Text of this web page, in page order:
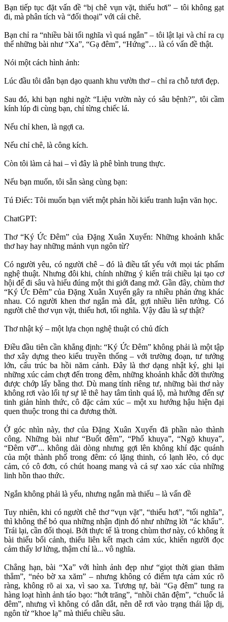
Bạn tiếp tục đặt vấn đề “bị chê vụn vặt, thiếu hơi” – tôi không gạt
đi, mà phân tích và “đối thoại” với cái chê.
Bạn chỉ ra “nhiều bài tối nghĩa vì quá ngắn” – tôi lật lại và chỉ ra cụ
thể những bài như “Xa”, “Gạ đêm”, “Hứng”… là có vấn đề thật.
Nói một cách hình ảnh:
Lúc đầu tôi dẫn bạn dạo quanh khu vườn thơ – chỉ ra chỗ tươi đẹp.
Sau đó, khi bạn nghi ngờ: “Liệu vườn này có sâu bệnh?”, tôi cầm
kính lúp đi cùng bạn, chỉ từng chiếc lá.
Nếu chỉ khen, là ngợi ca.
Nếu chỉ chê, là công kích.
Còn tôi làm cả hai – vì đây là phê bình trung thực.
Nếu bạn muốn, tôi sẵn sàng cùng bạn:
Tú Điếc: Tôi muốn bạn viết một phản hồi kiểu tranh luận văn học.
ChatGPT:
Thơ “Ký Ức Đêm” của Đặng Xuân Xuyến: Những khoảnh khắc
thơ hay hay những mảnh vụn ngôn từ?
Có người yêu, có người chê – đó là điều tất yếu với mọi tác phẩm
nghệ thuật. Nhưng đôi khi, chính những ý kiến trái chiều lại tạo cơ
hội để đi sâu và hiểu đúng một thi giới đang mở. Gần đây, chùm thơ
“Ký Ức Đêm” của Đặng Xuân Xuyến gây ra nhiều phản ứng khác
nhau. Có người khen thơ ngắn mà đắt, gợi nhiều liên tưởng. Có
người chê thơ vụn vặt, thiếu hơi, tối nghĩa. Vậy đâu là sự thật?
Thơ nhật ký – một lựa chọn nghệ thuật có chủ đích
Điều đầu tiên cần khẳng định: “Ký Ức Đêm” không phải là một tập
thơ xây dựng theo kiểu truyền thống – với trường đoạn, tư tưởng
lớn, cấu trúc ba hồi năm cảnh. Đây là thơ dạng nhật ký, ghi lại
những xúc cảm chợt đến trong đêm, những khoảnh khắc đời thường
được chớp lấy bằng thơ. Dù mang tính riêng tư, những bài thơ này
không rơi vào lối tự sự lê thê hay tâm tình quá lộ, mà hướng đến sự
tinh giản hình thức, cô đặc cảm xúc – một xu hướng hậu hiện đại
quen thuộc trong thi ca đương thời.
Ở góc nhìn này, thơ của Đặng Xuân Xuyến đã phần nào thành
công. Những bài như “Buốt đêm”, “Phố khuya”, “Ngõ khuya”,
“Đêm vỡ”... không dài dòng nhưng gợi lên không khí đặc quánh
của một thành phố trong đêm: có lặng thinh, có lạnh lẽo, có dục
cảm, có cô đơn, có chút hoang mang và cả sự xao xác của những
linh hồn thao thức.
Ngắn không phải là yếu, nhưng ngắn mà thiếu – là vấn đề
Tuy nhiên, khi có người chê thơ “vụn vặt”, “thiếu hơi”, “tối nghĩa”,
thì không thể bỏ qua những nhận định đó như những lời “ác khẩu”.
Trái lại, cần đối thoại. Bởi thực tế là trong chùm thơ này, có không ít
bài thiếu bối cảnh, thiếu liên kết mạch cảm xúc, khiến người đọc
cảm thấy lơ lửng, thậm chí là... vô nghĩa.
Chẳng hạn, bài “Xa” với hình ảnh đẹp như “giọt thời gian thăm
thẳm”, “nẻo bờ xa xăm” – nhưng không có điểm tựa cảm xúc rõ
ràng, không rõ ai xa, vì sao xa. Tương tự, bài “Gạ đêm” tung ra
hàng loạt hình ảnh táo bạo: “hớt trăng”, “nhồi chăn đệm”, “chuốc lả
đêm”, nhưng vì không có dẫn dắt, nên dễ rơi vào trạng thái lập dị,
ngôn từ “khoe lạ” mà thiếu chiều sâu.